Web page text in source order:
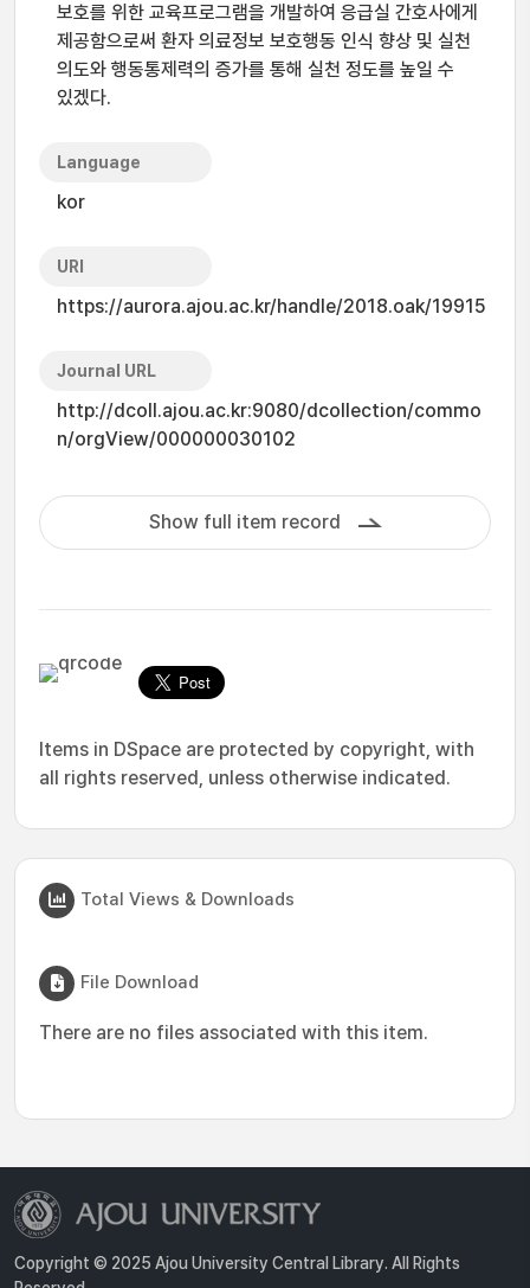
보호를 위한 교육프로그램을 개발하여 응급실 간호사에게
제공함으로써 환자 의료정보 보호행동 인식 향상 및 실천
의도와 행동통제력의 증가를 통해 실천 정도를 높일 수
있겠다.
Language
kor
URI
https://aurora.ajou.ac.kr/handle/2018.oak/19915
Journal URL
http://dcoll.ajou.ac.kr:9080/dcollection/commo
n/orgView/000000030102
Show full item record
Items in DSpace are protected by copyright, with
all rights reserved, unless otherwise indicated.
Total Views & Downloads
File Download
There are no files associated with this item.
Copyright © 2025 Ajou University Central Library. All Rights